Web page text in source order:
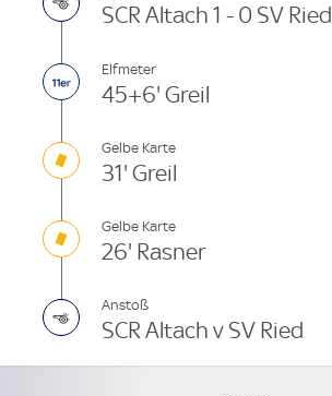
SCR Altach 1 - 0 SV Ried
Elfmeter
45+6' Greil
Gelbe Karte
31' Greil
Gelbe Karte
26' Rasner
Anstoß
SCR Altach v SV Ried